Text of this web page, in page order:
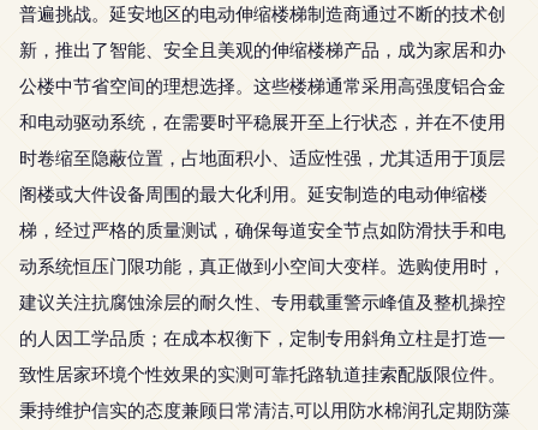
普遍挑战。延安地区的电动伸缩楼梯制造商通过不断的技术创
新，推出了智能、安全且美观的伸缩楼梯产品，成为家居和办
公楼中节省空间的理想选择。这些楼梯通常采用高强度铝合金
和电动驱动系统，在需要时平稳展开至上行状态，并在不使用
时卷缩至隐蔽位置，占地面积小、适应性强，尤其适用于顶层
阁楼或大件设备周围的最大化利用。延安制造的电动伸缩楼
梯，经过严格的质量测试，确保每道安全节点如防滑扶手和电
动系统恒压门限功能，真正做到小空间大变样。选购使用时，
建议关注抗腐蚀涂层的耐久性、专用载重警示峰值及整机操控
的人因工学品质；在成本权衡下，定制专用斜角立柱是打造一
致性居家环境个性效果的实测可靠托路轨道挂索配版限位件。
秉持维护信实的态度兼顾日常清洁,可以用防水棉润孔定期防藻